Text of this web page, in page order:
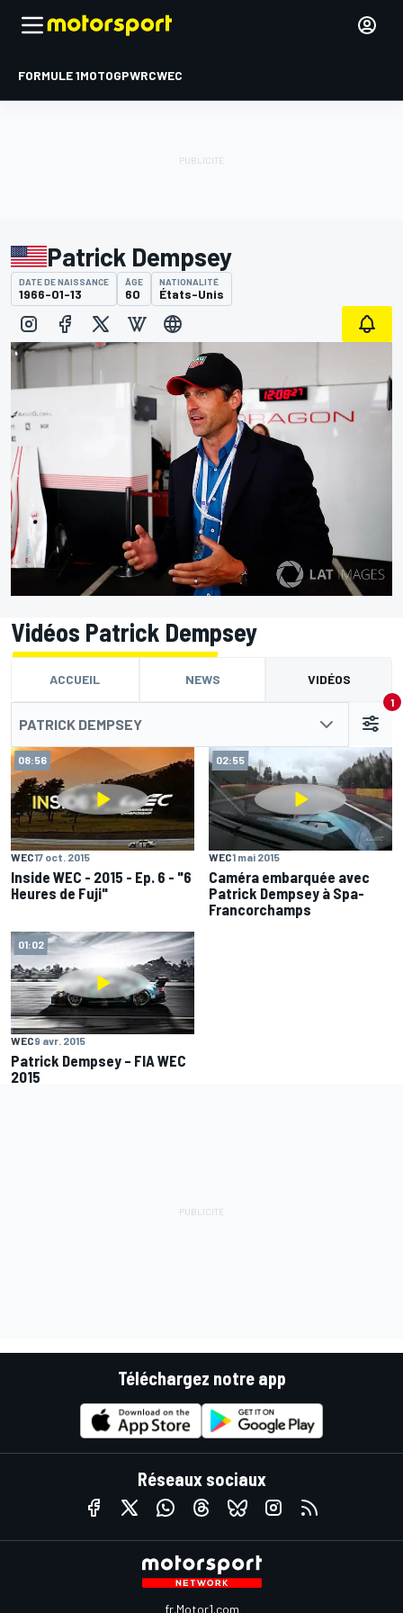
FORMULE 1MOTOGPWRCWEC
Patrick Dempsey
DATE DE NAISSANCE
1966-01-13
ÂGE
60
NATIONALITÉ
États-Unis
Vidéos Patrick Dempsey
ACCUEIL NEWS VIDÉOS
PATRICK DEMPSEY
1
08:56
WEC17 oct. 2015
Inside WEC - 2015 - Ep. 6 - "6
Heures de Fuji"
02:55
WEC1 mai 2015
Caméra embarquée avec
Patrick Dempsey à Spa-
Francorchamps
01:02
WEC9 avr. 2015
Patrick Dempsey – FIA WEC
2015
Téléchargez notre app
Réseaux sociaux
fr.Motor1.com